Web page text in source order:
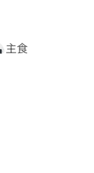
主食